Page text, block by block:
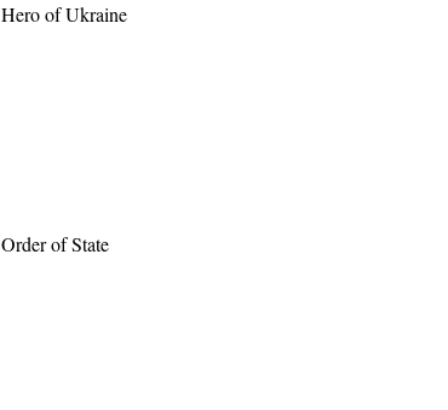
Hero of Ukraine
Order of State